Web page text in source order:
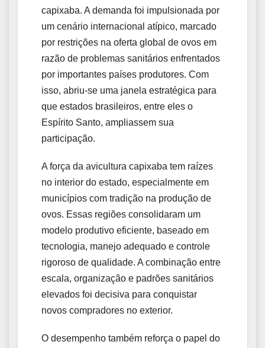
capixaba. A demanda foi impulsionada por
um cenário internacional atípico, marcado
por restrições na oferta global de ovos em
razão de problemas sanitários enfrentados
por importantes países produtores. Com
isso, abriu-se uma janela estratégica para
que estados brasileiros, entre eles o
Espírito Santo, ampliassem sua
participação.
A força da avicultura capixaba tem raízes
no interior do estado, especialmente em
municípios com tradição na produção de
ovos. Essas regiões consolidaram um
modelo produtivo eficiente, baseado em
tecnologia, manejo adequado e controle
rigoroso de qualidade. A combinação entre
escala, organização e padrões sanitários
elevados foi decisiva para conquistar
novos compradores no exterior.
O desempenho também reforça o papel do